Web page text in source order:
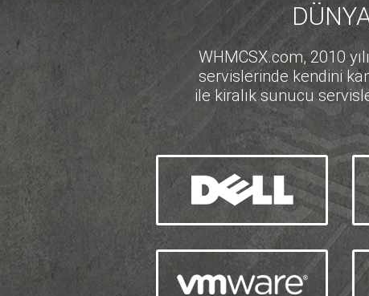
WHMCSX.com, 2010
servislerinde kendini
ile kiralık sunucu